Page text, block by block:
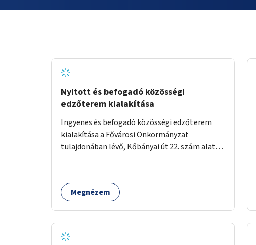
Nyitott és befogadó közösségi
edzőterem kialakítása
Ingyenes és befogadó közösségi edzőterem
kialakítása a Fővárosi Önkormányzat
tulajdonában lévő, Kőbányai út 22. szám alatt
Megnézem